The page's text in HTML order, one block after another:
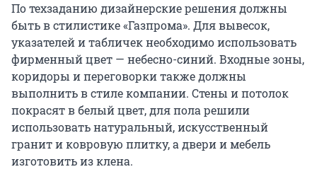
По техзаданию дизайнерские решения должны
быть в стилистике «Газпрома». Для вывесок,
указателей и табличек необходимо использовать
фирменный цвет — небесно-синий. Входные зоны,
коридоры и переговорки также должны
выполнить в стиле компании. Стены и потолок
покрасят в белый цвет, для пола решили
использовать натуральный, искусственный
гранит и ковровую плитку, а двери и мебель
изготовить из клена.